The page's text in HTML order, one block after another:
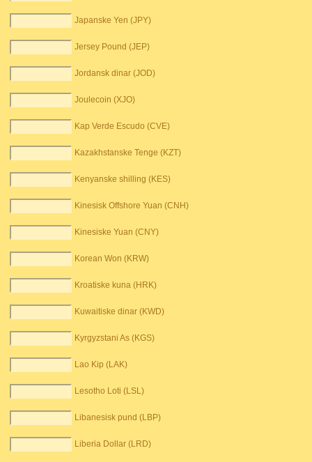
Japanske Yen (JPY)
Jersey Pound (JEP)
Jordansk dinar (JOD)
Joulecoin (XJO)
Kap Verde Escudo (CVE)
Kazakhstanske Tenge (KZT)
Kenyanske shilling (KES)
Kinesisk Offshore Yuan (CNH)
Kinesiske Yuan (CNY)
Korean Won (KRW)
Kroatiske kuna (HRK)
Kuwaitiske dinar (KWD)
Kyrgyzstani As (KGS)
Lao Kip (LAK)
Lesotho Loti (LSL)
Libanesisk pund (LBP)
Liberia Dollar (LRD)